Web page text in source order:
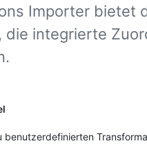
Importer bietet
die integrierte
benutzerdefinierten